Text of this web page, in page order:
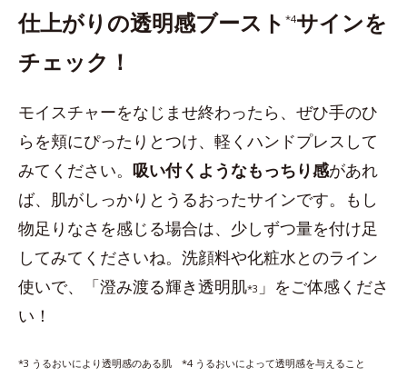
仕上がりの透明感ブースト *4サインを
チェック！
モイスチャーをなじませ終わったら、ぜひ手のひ
らを頬にぴったりとつけ、軽くハンドプレスして
みてください。 吸い付くようなもっちり感があれ
ば、肌がしっかりとうるおったサインです。もし
物足りなさを感じる場合は、少しずつ量を付け足
してみてくださいね。洗顔料や化粧水とのライン
使いで、「澄み渡る輝き透明肌*3 」をご体感くださ
い！
*3 うるおいにより透明感のある肌 *4 うるおいによって透明感を与えること